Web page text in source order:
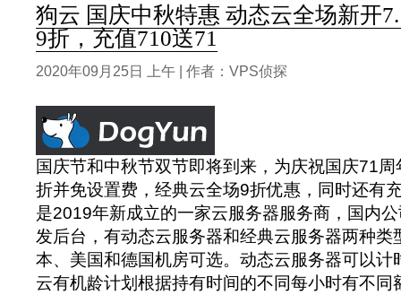
狗云 国庆中秋特惠 动态云全场新开
9折，充值710送71
2020年09月25日 上午 | 作者：VPS侦探
国庆节和中秋节双节即将到来，为庆祝国庆71周
折并免设置费，经典云全场9折优惠，同时还有
是2019年新成立的一家云服务器服务商，国内
发后台，有动态云服务器和经典云服务器两种类
本、美国和德国机房可选。动态云服务器可以计
云有机龄计划根据持有时间的不同每小时有不同